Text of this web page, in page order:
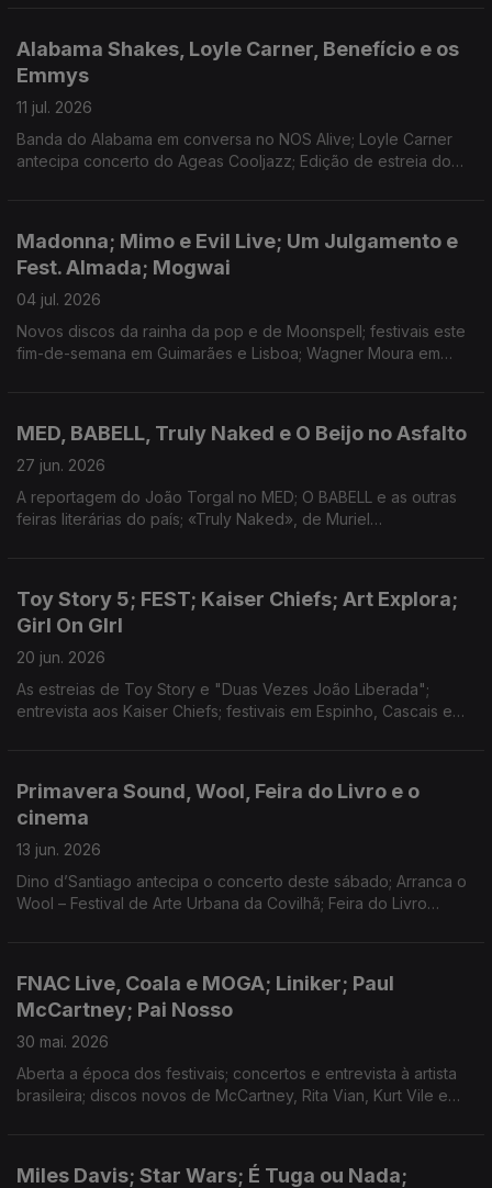
Alabama Shakes, Loyle Carner, Benefício e os
Emmys
11 jul. 2026
Banda do Alabama em conversa no NOS Alive; Loyle Carner
antecipa concerto do Ageas Cooljazz; Edição de estreia do
Madonna; Mimo e Evil Live; Um Julgamento e
Fest. Almada; Mogwai
04 jul. 2026
Novos discos da rainha da pop e de Moonspell; festivais este
fim-de-semana em Guimarães e Lisboa; Wagner Moura em
MED, BABELL, Truly Naked e O Beijo no Asfalto
27 jun. 2026
A reportagem do João Torgal no MED; O BABELL e as outras
feiras literárias do país; «Truly Naked», de Muriel
Toy Story 5; FEST; Kaiser Chiefs; Art Explora;
Girl On GIrl
20 jun. 2026
As estreias de Toy Story e "Duas Vezes João Liberada";
entrevista aos Kaiser Chiefs; festivais em Espinho, Cascais e
Primavera Sound, Wool, Feira do Livro e o
cinema
13 jun. 2026
Dino d’Santiago antecipa o concerto deste sábado; Arranca o
Wool – Festival de Arte Urbana da Covilhã; Feira do Livro
FNAC Live, Coala e MOGA; Liniker; Paul
McCartney; Pai Nosso
30 mai. 2026
Aberta a época dos festivais; concertos e entrevista à artista
brasileira; discos novos de McCartney, Rita Vian, Kurt Vile e
Miles Davis; Star Wars; É Tuga ou Nada;